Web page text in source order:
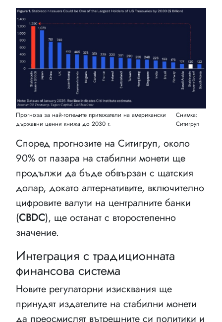
Прогноза за най-големите притежатели на американски
държавни ценни книжа до 2030 г.
Снимка:
Ситигруп
Според прогнозите на Ситигруп, около
90% от пазара на стабилни монети ще
продължи да бъде обвързан с щатския
долар, докато алтернативите, включително
цифровите валути на централните банки
(CBDC), ще останат с второстепенно
значение.
Интеграция с традиционната
финансова система
Новите регулаторни изисквания ще
принудят издателите на стабилни монети
да преосмислят вътрешните си политики и